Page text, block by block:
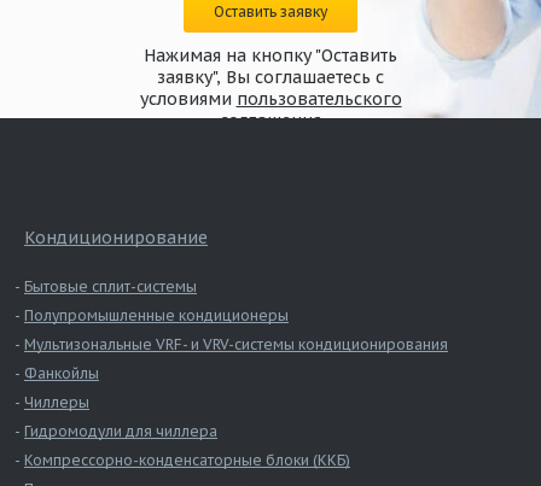
Оставить заявку
Нажимая на кнопку "Оставить
заявку", Вы соглашаетесь с
условиями пользовательского
соглашения
Кондиционирование
Бытовые сплит-системы
Полупромышленные кондиционеры
Мультизональные VRF- и VRV-системы кондиционирования
Фанкойлы
Чиллеры
Гидромодули для чиллера
Компрессорно-конденсаторные блоки (ККБ)